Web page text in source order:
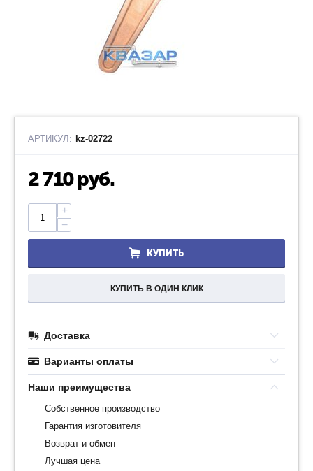
АРТИКУЛ: kz-02722
2 710руб.
+
−
КУПИТЬ
КУПИТЬ В ОДИН КЛИК
Доставка
Варианты оплаты
Наши преимущества
Собственное производство
Гарантия изготовителя
Возврат и обмен
Лучшая цена